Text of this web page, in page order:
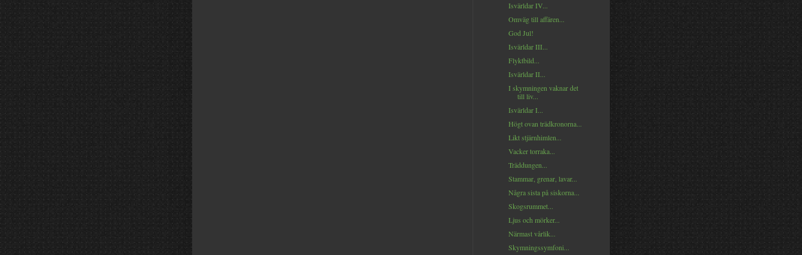
Isvärldar IV...
Omväg till affären...
God Jul!
Isvärldar III...
Flyktbild...
Isvärldar II...
I skymningen vaknar det
till liv...
Isvärldar I...
Högt ovan trädkronorna...
Likt stjärnhimlen...
Vacker torraka...
Träddungen...
Stammar, grenar, lavar...
Några sista på siskorna...
Skogsrummet...
Ljus och mörker...
Närmast vårlik...
Skymningssymfoni...